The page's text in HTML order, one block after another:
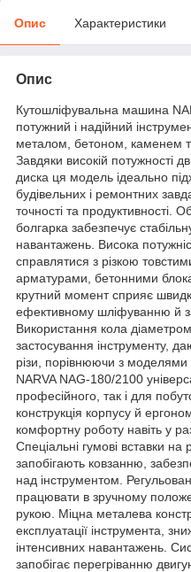
Опис Характеристики
Опис
Кутошліфувальна машина
потужний і надійний
металом, бетоном, каменем
Завдяки високій потужності
диска ця модель ідеально
будівельних і ремонтних
точності та продуктивності.
болгарка забезпечує
навантажень. Висока
справлятися з різкою
арматурами, бетонними
крутний момент сприяє
ефективному шліфуванню й
Використання кола
застосування інструменту,
різи, порівнюючи з
NARVA NAG-180/2100
професійного, так і для
конструкція корпусу й
комфортну роботу навіть у
Спеціальні гумові вставки
запобігають ковзанню,
над інструментом.
працювати в зручному
рукою. Міцна металева
експлуатації інструмента,
інтенсивних навантажень.
запобігає перегріванню